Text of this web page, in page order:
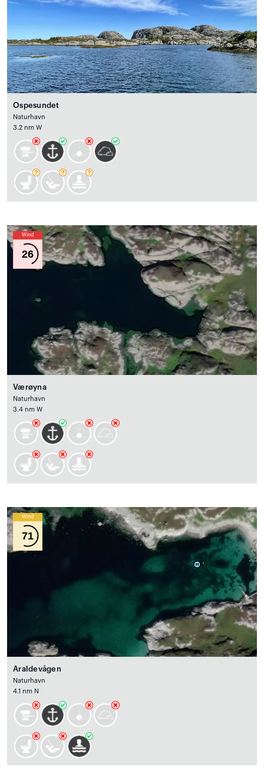
Ospesundet
Naturhavn
3.2 nm W
Wind
26
Værøyna
Naturhavn
3.4 nm W
Wind
71
Araldevågen
Naturhavn
4.1 nm N